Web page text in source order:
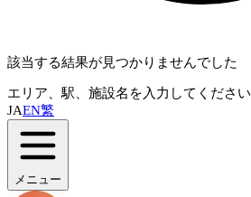
該当する結果が見つかりませんでした
エリア、駅、施設名を入力してください
JAEN繁
メニュー